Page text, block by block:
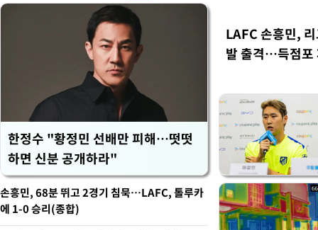
한정수 "황정민 선배만 피해…떳떳
하면 신분 공개하라"
LAFC 손흥민,
발 출격…득점포
손흥민, 68분 뛰고 2경기 침묵…LAFC, 톨루카
에 1-0 승리(종합)